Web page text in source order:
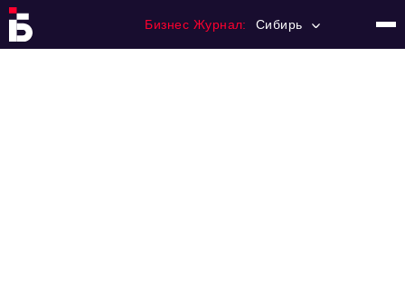
Бизнес Журнал: Сибирь